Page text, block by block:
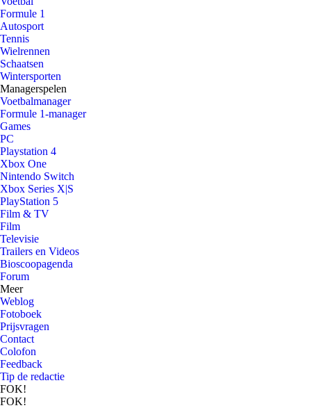
Formule 1
Autosport
Tennis
Wielrennen
Schaatsen
Wintersporten
Managerspelen
Voetbalmanager
Formule 1-manager
Games
PC
Playstation 4
Xbox One
Nintendo Switch
Xbox Series X|S
PlayStation 5
Film & TV
Film
Televisie
Trailers en Videos
Bioscoopagenda
Forum
Meer
Weblog
Fotoboek
Prijsvragen
Contact
Colofon
Feedback
Tip de redactie
FOK!
FOK!